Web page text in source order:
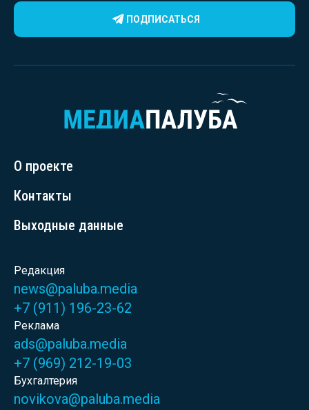
ПОДПИСАТЬСЯ
О проекте
Контакты
Выходные данные
Редакция
news@paluba.media
+7 (911) 196-23-62
Реклама
ads@paluba.media
+7 (969) 212-19-03
Бухгалтерия
novikova@paluba.media